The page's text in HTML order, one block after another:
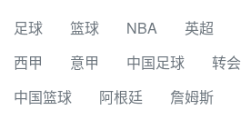
足球 篮球 NBA 英超
西甲
意甲 中国足球 转会
中国篮球
阿根廷 詹姆斯